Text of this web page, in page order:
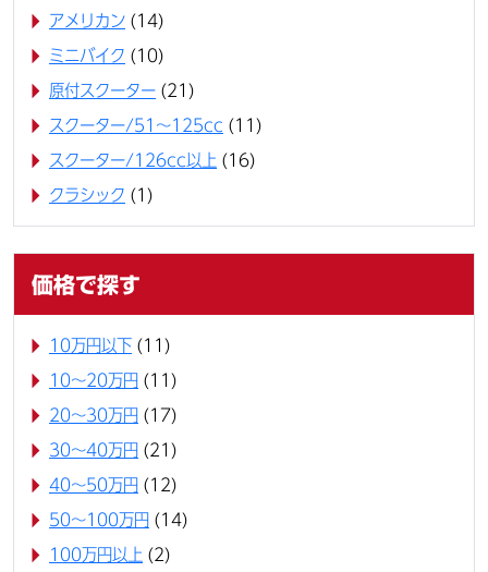
アメリカン (14)
ミニバイク (10)
原付スクーター (21)
スクーター/51～125cc (11)
スクーター/126cc以上 (16)
クラシック (1)
価格で探す
10万円以下 (11)
10〜20万円 (11)
20〜30万円 (17)
30〜40万円 (21)
40〜50万円 (12)
50〜100万円 (14)
100万円以上 (2)